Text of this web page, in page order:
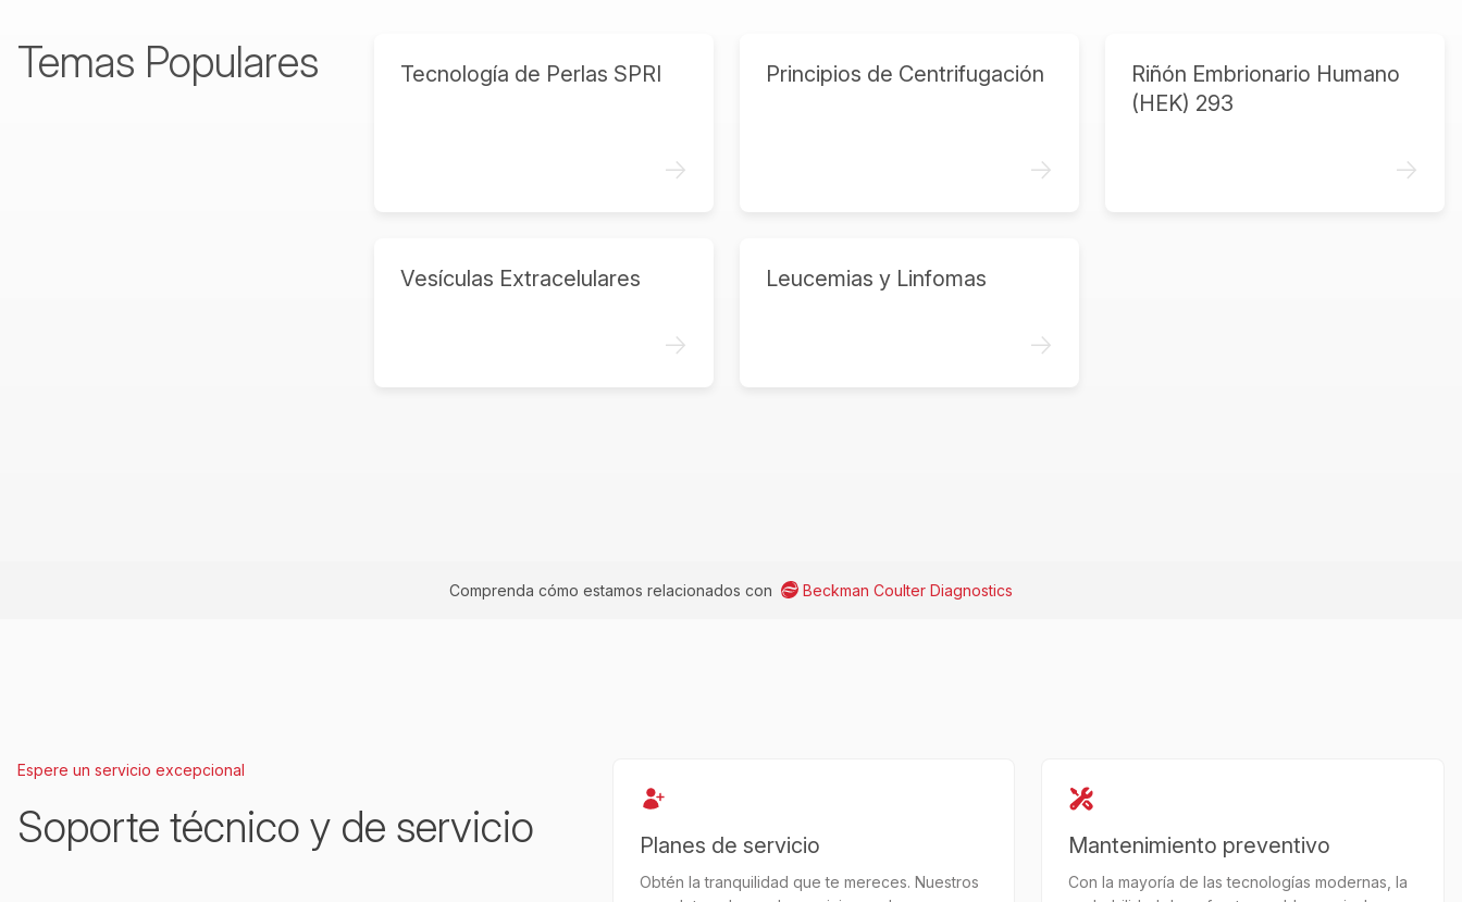
Temas Populares Tecnología de Perlas SPRI
->
Principios de Centrifugación
->
Riñón Embrionario Humano
(HEK) 293
->
Vesículas Extracelulares
->
Leucemias y Linfomas
->
Comprenda cómo estamos relacionados con Beckman Coulter Diagnostics
Espere un servicio excepcional
Soporte técnico y de servicio Planes de servicio
Obtén la tranquilidad que te mereces. Nuestros
Mantenimiento preventivo
Con la mayoría de las tecnologías modernas, la